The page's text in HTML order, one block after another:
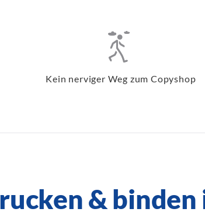
Kein nerviger Weg zum Copyshop
& binden